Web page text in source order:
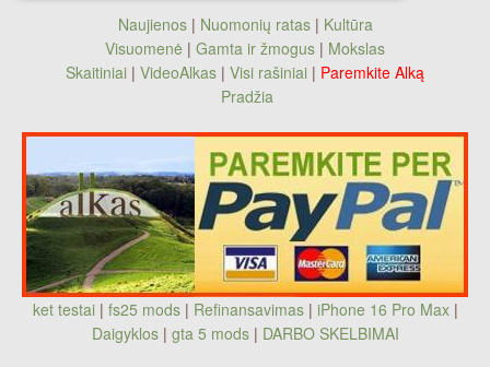
Naujienos| Nuomonių ratas| Kultūra
Visuomenė | Gamta ir žmogus | Mokslas
Skaitiniai | VideoAlkas | Visi rašiniai | Paremkite Alką
Pradžia
ket testai | fs25 mods| Refinansavimas| iPhone 16 Pro Max|
Daigyklos| gta 5 mods | DARBO SKELBIMAI